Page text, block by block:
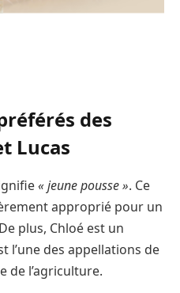
des
Lucas
« jeune pousse ». Ce
approprié pour un
plus, Chloé est un
l’une des appellations de
de l’agriculture.